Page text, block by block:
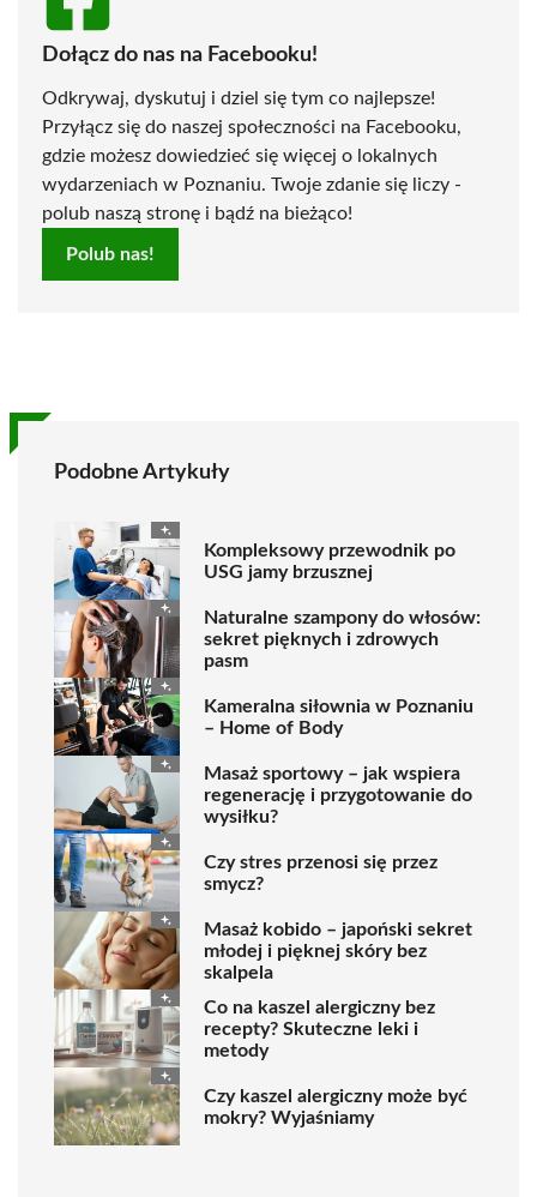
Dołącz do nas na Facebooku!
Odkrywaj, dyskutuj i dziel się tym co najlepsze!
Przyłącz się do naszej społeczności na Facebooku,
gdzie możesz dowiedzieć się więcej o lokalnych
wydarzeniach w Poznaniu. Twoje zdanie się liczy -
polub naszą stronę i bądź na bieżąco!
Polub nas!
Podobne Artykuły
Kompleksowy przewodnik po
USG jamy brzusznej
Naturalne szampony do włosów:
sekret pięknych i zdrowych
pasm
Kameralna siłownia w Poznaniu
– Home of Body
Masaż sportowy – jak wspiera
regenerację i przygotowanie do
wysiłku?
Czy stres przenosi się przez
smycz?
Masaż kobido – japoński sekret
młodej i pięknej skóry bez
skalpela
Co na kaszel alergiczny bez
recepty? Skuteczne leki i
metody
Czy kaszel alergiczny może być
mokry? Wyjaśniamy